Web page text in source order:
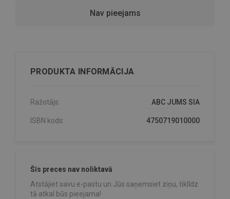
Nav pieejams
PRODUKTA INFORMĀCIJA
Ražotājs: ABC JUMS SIA
ISBN kods: 4750719010000
Šīs preces nav noliktavā
Atstājiet savu e-pastu un Jūs saņemsiet ziņu, tiklīdz
tā atkal būs pieejama!